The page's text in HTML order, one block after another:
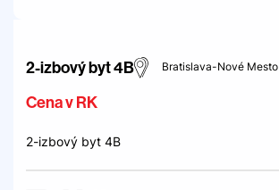
2-izbový byt 4B Bratislava-Nové Mesto
Cena v RK
2-izbový byt 4B